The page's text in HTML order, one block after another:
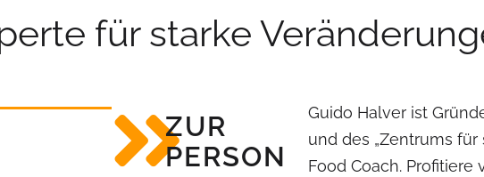
für starke
ZUR
PERSON
Guido Halver ist
und des „Zentrums für
Food Coach. Profitiere